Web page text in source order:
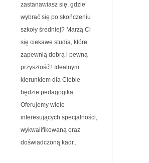
zastanawiasz się, gdzie
wybrać się po skończeniu
szkoły średniej? Marzą Ci
się ciekawe studia, które
zapewnią dobrą i pewną
przyszłość? Idealnym
kierunkiem dla Ciebie
będzie pedagogika.
Oferujemy wiele
interesujących specjalności,
wykwalifikowaną oraz
doświadczoną kadr...